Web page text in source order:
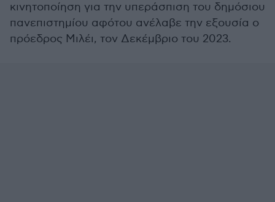
κινητοποίηση για την υπεράσπιση του δημόσιου
πανεπιστημίου αφότου ανέλαβε την εξουσία ο
πρόεδρος Μιλέι, τον Δεκέμβριο του 2023.